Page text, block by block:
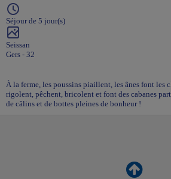
Séjour de 5 jour(s)
Seissan
Gers - 32
À la ferme, les poussins piaillent, les ânes font les
rigolent, pêchent, bricolent et font des cabanes
de câlins et de bottes pleines de bonheur !